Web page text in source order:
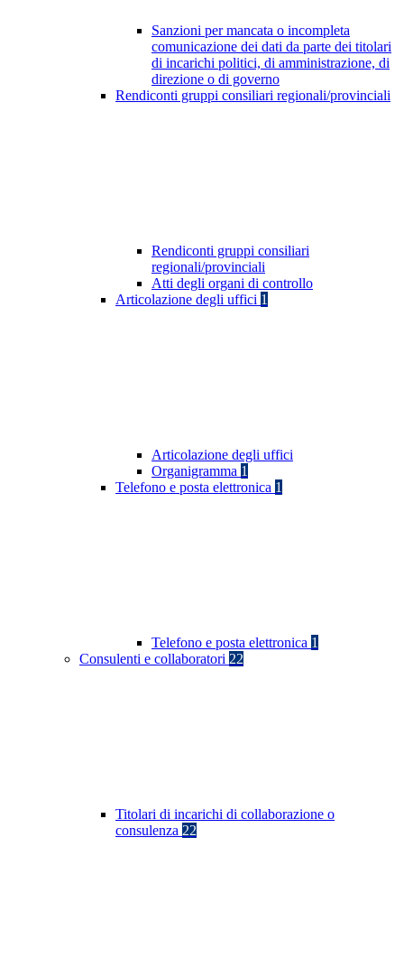
Sanzioni per mancata o incompleta
comunicazione dei dati da parte dei titolari
di incarichi politici, di amministrazione, di
direzione o di governo
Rendiconti gruppi consiliari regionali/provinciali
Rendiconti gruppi consiliari
regionali/provinciali
Atti degli organi di controllo
Articolazione degli uffici 1
Articolazione degli uffici
Organigramma 1
Telefono e posta elettronica 1
Telefono e posta elettronica 1
Consulenti e collaboratori 22
Titolari di incarichi di collaborazione o
consulenza 22